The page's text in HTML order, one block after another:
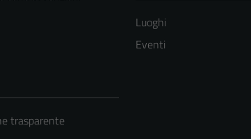
Luoghi
Eventi
trasparente